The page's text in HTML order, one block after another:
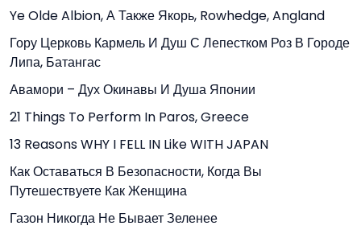
Ye Olde Albion, А Также Якорь, Rowhedge, Angland
Гору Церковь Кармель И Душ С Лепестком Роз В Городе
Липа, Батангас
Авамори – Дух Окинавы И Душа Японии
21 Things To Perform In Paros, Greece
13 Reasons WHY I FELL IN Like WITH JAPAN
Как Оставаться В Безопасности, Когда Вы
Путешествуете Как Женщина
Газон Никогда Не Бывает Зеленее